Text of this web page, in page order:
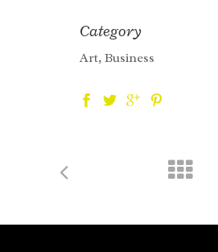
Category
Art, Business